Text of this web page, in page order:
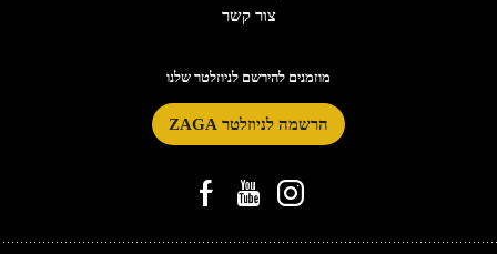
צור קשר
מוזמנים להירשם לניוזלטר שלנו
הרשמה לניוזלטר ZAGA